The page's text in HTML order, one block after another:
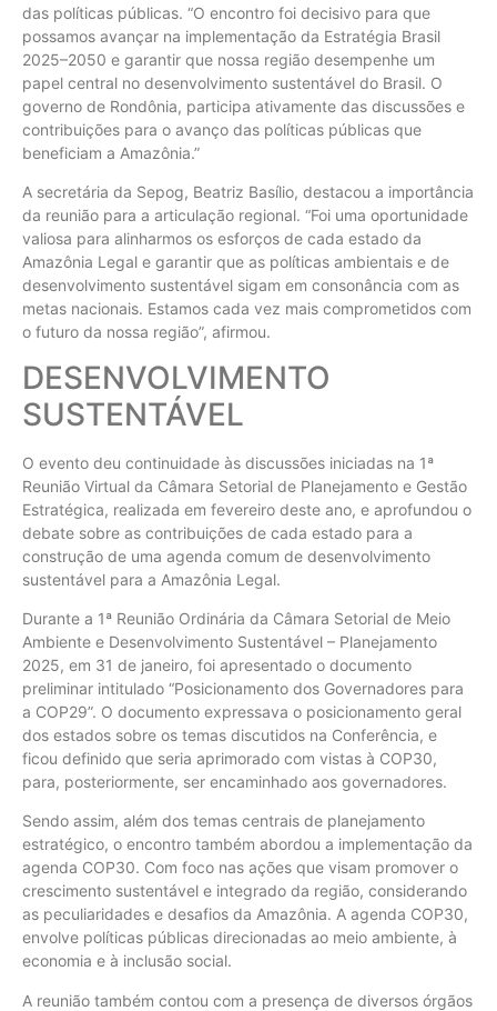
das políticas públicas. “O encontro foi decisivo para que
possamos avançar na implementação da Estratégia Brasil
2025–2050 e garantir que nossa região desempenhe um
papel central no desenvolvimento sustentável do Brasil. O
governo de Rondônia, participa ativamente das discussões e
contribuições para o avanço das políticas públicas que
beneficiam a Amazônia.”
A secretária da Sepog, Beatriz Basílio, destacou a importância
da reunião para a articulação regional. “Foi uma oportunidade
valiosa para alinharmos os esforços de cada estado da
Amazônia Legal e garantir que as políticas ambientais e de
desenvolvimento sustentável sigam em consonância com as
metas nacionais. Estamos cada vez mais comprometidos com
o futuro da nossa região”, afirmou.
DESENVOLVIMENTO
SUSTENTÁVEL
O evento deu continuidade às discussões iniciadas na 1ª
Reunião Virtual da Câmara Setorial de Planejamento e Gestão
Estratégica, realizada em fevereiro deste ano, e aprofundou o
debate sobre as contribuições de cada estado para a
construção de uma agenda comum de desenvolvimento
sustentável para a Amazônia Legal.
Durante a 1ª Reunião Ordinária da Câmara Setorial de Meio
Ambiente e Desenvolvimento Sustentável – Planejamento
2025, em 31 de janeiro, foi apresentado o documento
preliminar intitulado “Posicionamento dos Governadores para
a COP29”. O documento expressava o posicionamento geral
dos estados sobre os temas discutidos na Conferência, e
ficou definido que seria aprimorado com vistas à COP30,
para, posteriormente, ser encaminhado aos governadores.
Sendo assim, além dos temas centrais de planejamento
estratégico, o encontro também abordou a implementação da
agenda COP30. Com foco nas ações que visam promover o
crescimento sustentável e integrado da região, considerando
as peculiaridades e desafios da Amazônia. A agenda COP30,
envolve políticas públicas direcionadas ao meio ambiente, à
economia e à inclusão social.
A reunião também contou com a presença de diversos órgãos